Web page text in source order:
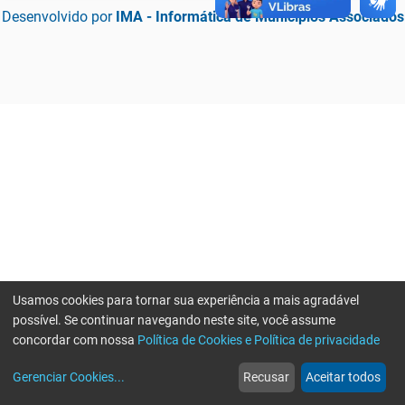
Desenvolvido por IMA - Informática de Municípios Associados
web
Notícias
more_horiz
Mais
Usamos cookies para tornar sua experiência a mais agradável
possível. Se continuar navegando neste site, você assume
concordar com nossa Política de Cookies e Política de privacidade
Gerenciar Cookies... Recusar Aceitar todos
Erro ao enviar informações, por favor tente novamente